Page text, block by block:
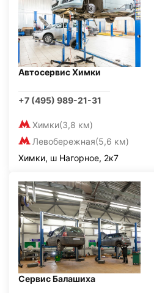
Автосервис Химки
+7 (495) 989-21-31
Химки(3,8 км)
Левобережная(5,6 км)
Химки, ш Нагорное, 2к7
Сервис Балашиха